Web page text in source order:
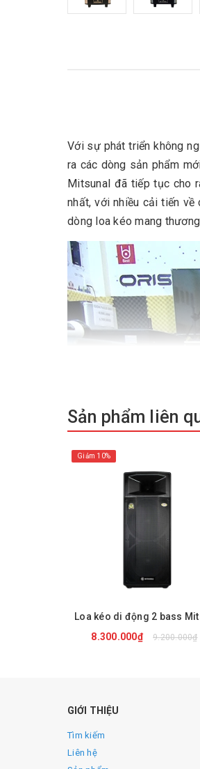
Với sự phát triển không
ra các dòng sản phẩm
Mitsunal đã tiếp tục cho
nhất, với nhiều cải tiến
dòng loa kéo mang
Model :Mitsunal M28
Phụ kiện : 1 micro không
Sản phẩm liên
Giảm 10%
8.300.000₫
9.200.000₫
GIỚI THIỆU
Tìm kiếm
Liên hệ